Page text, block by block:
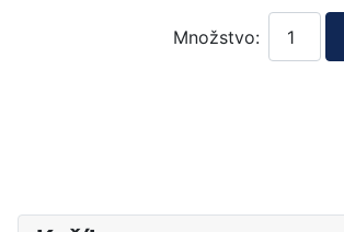
Množstvo: